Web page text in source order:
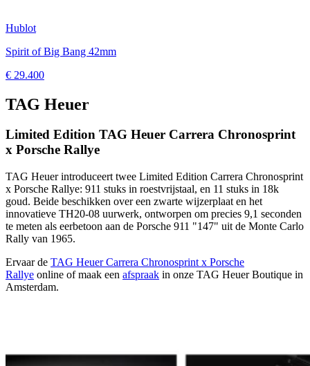
Hublot
Spirit of Big Bang 42mm
€ 29.400
TAG Heuer
Limited Edition TAG Heuer Carrera Chronosprint
x Porsche Rallye
TAG Heuer introduceert twee Limited Edition Carrera Chronosprint
x Porsche Rallye: 911 stuks in roestvrijstaal, en 11 stuks in 18k
goud. Beide beschikken over een zwarte wijzerplaat en het
innovatieve TH20-08 uurwerk, ontworpen om precies 9,1 seconden
te meten als eerbetoon aan de Porsche 911 "147" uit de Monte Carlo
Rally van 1965.
Ervaar de TAG Heuer Carrera Chronosprint x Porsche
Rallye online of maak een afspraak in onze TAG Heuer Boutique in
Amsterdam.